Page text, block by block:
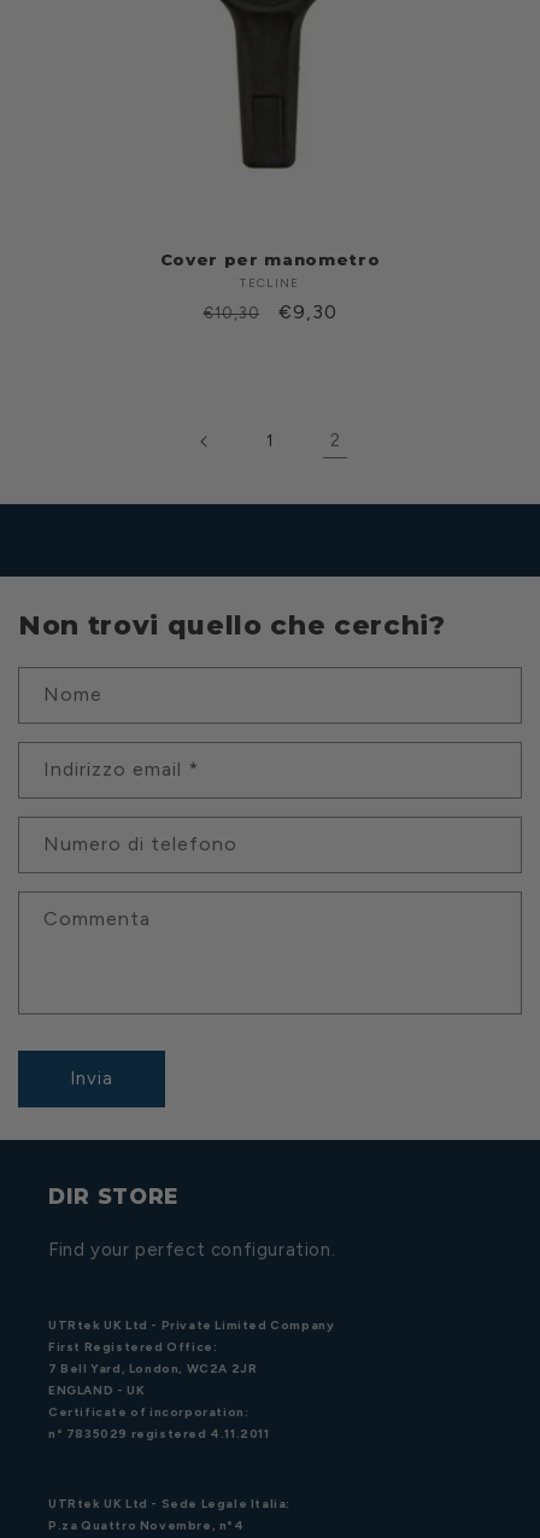
Cover per manometro
Produttore:
TECLINE
Prezzo
€10,30
Prezzo
€9,30
1 2
Non trovi quello che cerchi?
Nome
Indirizzo email *
Numero di telefono
Commenta
Invia
DIR STORE
Find your perfect configuration.
UTRtek UK Ltd - Private Limited Company
First Registered Office:
7 Bell Yard, London, WC2A 2JR
ENGLAND - UK
Certificate of incorporation:
n° 7835029 registered 4.11.2011
UTRtek UK Ltd - Sede Legale Italia:
P.za Quattro Novembre, n°4